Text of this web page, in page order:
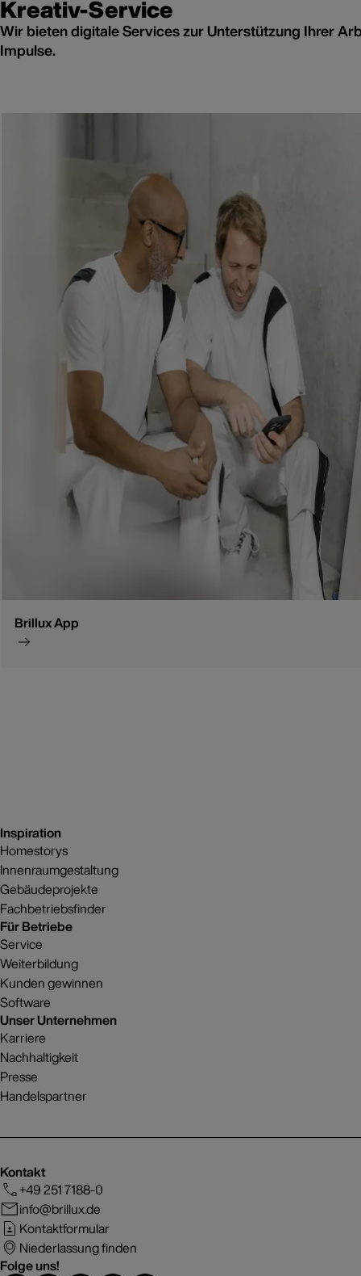
Kreativ-Service
Wir bieten digitale Services zur Unterstützung Ihrer
Impulse.
Brillux App
Inspiration
Homestorys
Innenraumgestaltung
Gebäudeprojekte
Fachbetriebsfinder
Für Betriebe
Service
Weiterbildung
Kunden gewinnen
Software
Unser Unternehmen
Karriere
Nachhaltigkeit
Presse
Handelspartner
Kontakt
+49 251 7188-0
info@brillux.de
Kontaktformular
Niederlassung finden
Folge uns!